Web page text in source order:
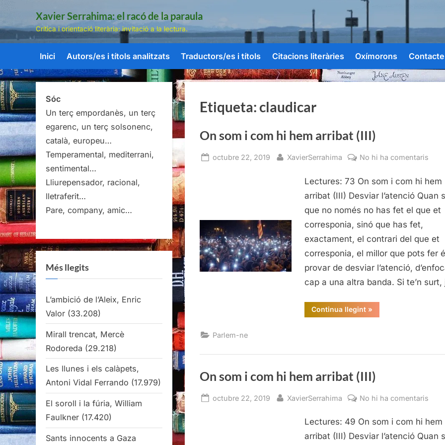
Skip
content
Xavier Serrahima: el racó de la paraula
Crítica i orientació literària: invitació a la lectura.
Inici Autors/es i títols analitzats Traductors/es i títols Citacions literàries Oxímorons Contacte
Etiqueta: claudicar
On som i com hi hem arribat (III)
Posted
octubre 22, 2019 By
XavierSerrahima No hi ha comentaris
som
i
com
(III)
Lectures: 73 On som i com hi hem
arribat (III) Desviar l’atenció Quan
que no només no has fet el que et
corresponia, sinó que has fet,
exactament, el contrari del que et
corresponia, el millor que pots fer
provar de desviar l’atenció,
cap a una altra banda. Si te’n
Continua llegint“On
som
(III)”
»
Parlem-ne
On som i com hi hem arribat (III)
Posted
octubre 22, 2019 By
XavierSerrahima No hi ha comentaris
som
i
Lectures: 49 On som i com hi hem
arribat (III) Desviar l’atenció Quan
Sóc
Un terç empordanès, un terç
egarenc, un terç solsonenc,
català, europeu…
Temperamental, mediterrani,
sentimental…
Lliurepensador, racional,
lletraferit…
Pare, company, amic…
Més llegits
L’ambició de l’Aleix, Enric
Valor (33.208)
Mirall trencat, Mercè
Rodoreda (29.218)
Les llunes i els calàpets,
Antoni Vidal Ferrando (17.979)
El soroll i la fúria, William
Faulkner (17.420)
Sants innocents a Gaza